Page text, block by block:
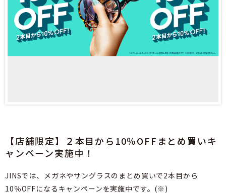
【店舗限定】２本目から10％OFFまとめ買いキ
ャンペーン実施中！
JINSでは、メガネやサングラスのまとめ買いで2本目から
10％OFFになるキャンペーンを実施中です。(※)